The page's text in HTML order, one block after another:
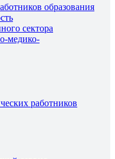
образования
сектора
медико-
работников